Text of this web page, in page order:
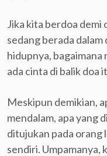
Jika kita berdoa demi
sedang berada
hidupnya,
ada cinta di balik doa
Meskipun demikian,
mendalam, apa yang
ditujukan pada orang
sendiri.